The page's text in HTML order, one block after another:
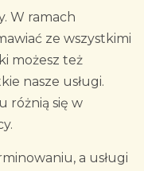
W ramach
ze wszystkimi
możesz też
nasze usługi.
różnią się w
a usługi